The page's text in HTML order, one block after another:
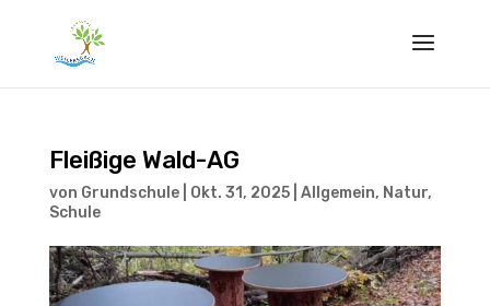
Fleißige Wald-AG
von Grundschule| Okt. 31, 2025| Allgemein, Natur,
Schule